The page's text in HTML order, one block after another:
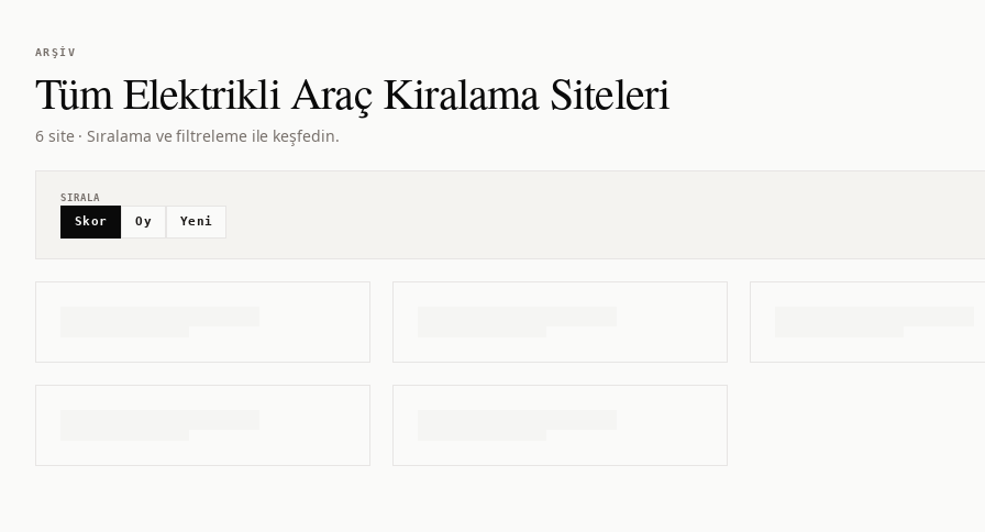
ARŞIV
TümElektrikli Araç KiralamaSiteleri
6 site · Sıralama ve filtreleme ile keşfedin.
SIRALA
Skor Oy Yeni